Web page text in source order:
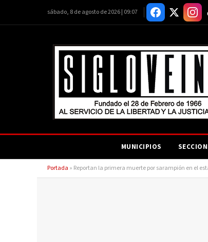
sábado, 8 de agosto de 2026 | 09:07
MUNICIPIOS
Portada » Reportan la primera muerte por sarampión en el